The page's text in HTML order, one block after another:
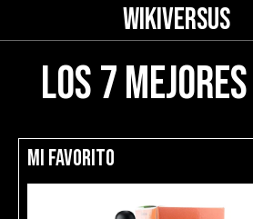
WIKIVERSUS
Los 7
Mi favorito